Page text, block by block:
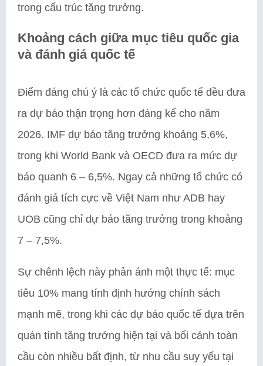
trong cấu trúc tăng trưởng.
Khoảng cách giữa mục tiêu quốc gia
và đánh giá quốc tế
Điểm đáng chú ý là các tổ chức quốc tế đều đưa
ra dự báo thận trọng hơn đáng kể cho năm
2026. IMF dự báo tăng trưởng khoảng 5,6%,
trong khi World Bank và OECD đưa ra mức dự
báo quanh 6 – 6,5%. Ngay cả những tổ chức có
đánh giá tích cực về Việt Nam như ADB hay
UOB cũng chỉ dự báo tăng trưởng trong khoảng
7 – 7,5%.
Sự chênh lệch này phản ánh một thực tế: mục
tiêu 10% mang tính định hướng chính sách
mạnh mẽ, trong khi các dự báo quốc tế dựa trên
quán tính tăng trưởng hiện tại và bối cảnh toàn
cầu còn nhiều bất định, từ nhu cầu suy yếu tại